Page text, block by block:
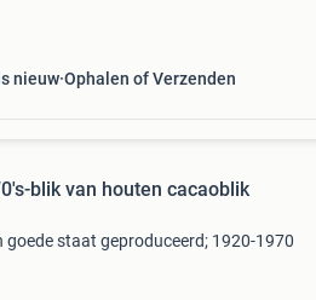
nieuw Ophalen of Verzenden
blik van houten cacaoblik
goede staat geproduceerd; 1920-1970